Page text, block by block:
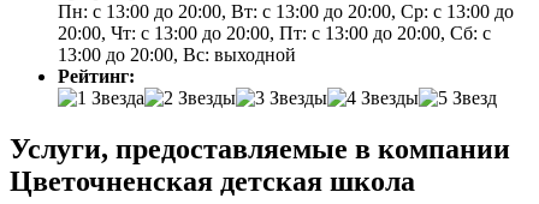
Пн: с 13:00 до 20:00, Вт: с 13:00 до 20:00, Ср: с 13:00 до
20:00, Чт: с 13:00 до 20:00, Пт: с 13:00 до 20:00, Сб: с
13:00 до 20:00, Вс: выходной
Рейтинг:
Услуги, предоставляемые в компании
Цветочненская детская школа